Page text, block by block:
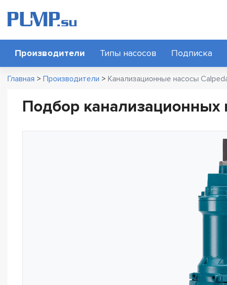
Производители Типы насосов Подписка
Главная > Производители > Канализационные насосы
Подбор канализационных